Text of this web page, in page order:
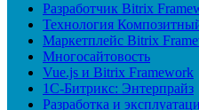
Разработчик Bitrix
Технология
Маркетплейс Bitrix
Многосайтовость
Vue.js и Bitrix Framework
1С-Битрикс: Энтерпрайз
Разработка и